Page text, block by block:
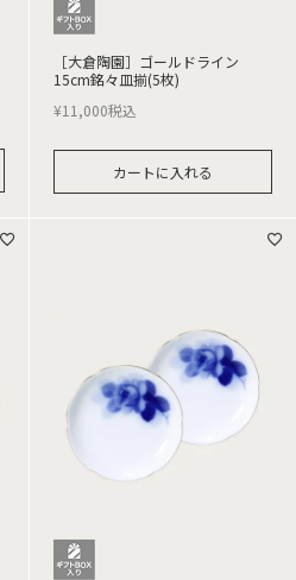
［大倉陶園］ゴールドライン
15cm銘々皿揃(5枚)
¥11,000税込
カートに入れる